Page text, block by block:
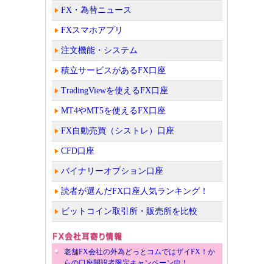
FX・為替ニュース
FXスマホアプリ
注文機能・システム
積立サービスがあるFX口座
TradingViewを使えるFX口座
MT4やMT5を使えるFX口座
FX自動売買（シストレ）口座
CFD口座
バイナリーオプション口座
読者が選んだFX口座人気ランキング！
ビットコイン取引所・販売所を比較
老舗FX会社の外為どっとコムではザイFX！か